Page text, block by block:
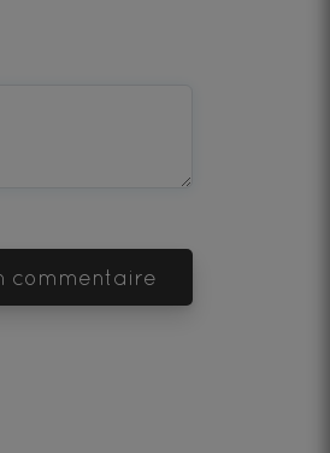
Ajouter mon commentaire